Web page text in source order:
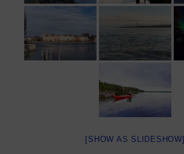
[SHOW AS SLIDESHOW]